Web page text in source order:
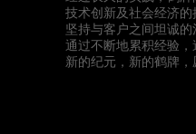
技术创新及社会经济的
坚持与客户之间坦诚的
通过不断地累积经验，
新的纪元，新的鹤牌，